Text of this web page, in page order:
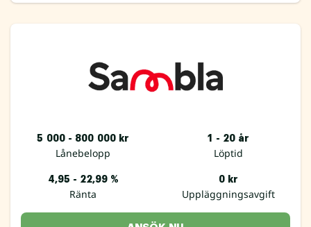
5 000 - 800 000 kr
Lånebelopp
1 - 20 år
Löptid
4,95 - 22,99 %
Ränta
0 kr
Uppläggningsavgift